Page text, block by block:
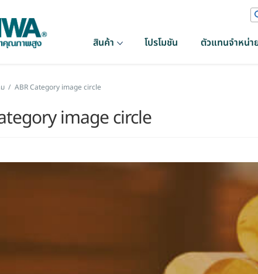
สินค้า โปรโมชัน ตัวแทนจำหน่า
/ ABR Category image circle
image circle